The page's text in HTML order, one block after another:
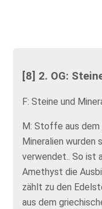
[8] 2. OG:
F: Steine und
M: Stoffe aus dem
Mineralien wurden
verwendet.. So ist
Amethyst die
zählt zu den
aus dem